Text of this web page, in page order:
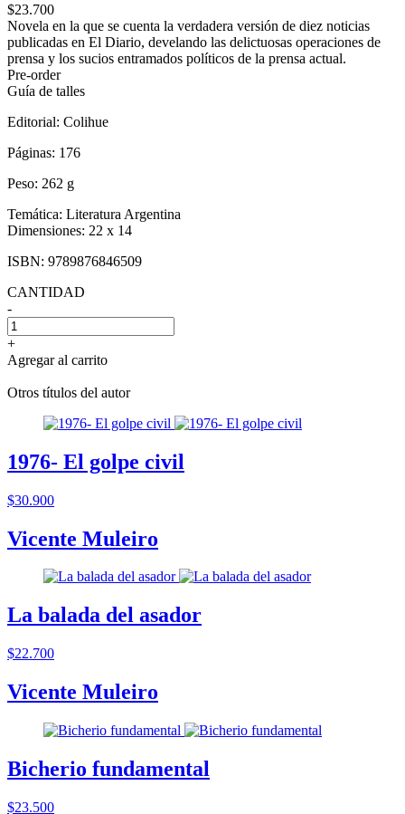
$23.700
Novela en la que se cuenta la verdadera versión de diez noticias
publicadas en El Diario, develando las delictuosas operaciones de
prensa y los sucios entramados políticos de la prensa actual.
Pre-order
Guía de talles
Editorial: Colihue
Páginas: 176
Peso: 262 g
Temática: Literatura Argentina
Dimensiones: 22 x 14
ISBN: 9789876846509
CANTIDAD
-
+
Agregar al carrito
Otros títulos del autor
1976- El golpe civil
$30.900
Vicente Muleiro
La balada del asador
$22.700
Vicente Muleiro
Bicherio fundamental
$23.500